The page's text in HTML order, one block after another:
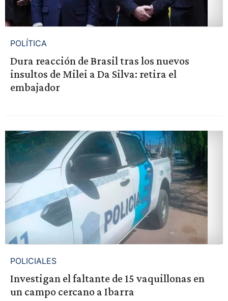
POLÍTICA
Dura reacción de Brasil tras los nuevos
insultos de Milei a Da Silva: retira el
embajador
POLICIALES
Investigan el faltante de 15 vaquillonas en
un campo cercano a Ibarra